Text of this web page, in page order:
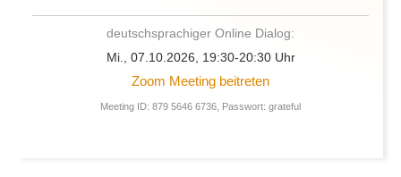
deutschsprachiger Online Dialog:
Mi., 07.10.2026, 19:30-20:30 Uhr
Zoom Meeting beitreten
Meeting ID: 879 5646 6736, Passwort: grateful